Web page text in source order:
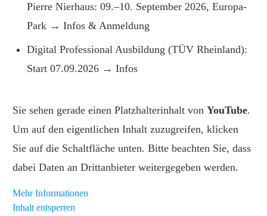
Pierre Nierhaus: 09.–10. September 2026, Europa-
Park → Infos & Anmeldung
Digital Professional Ausbildung (TÜV Rheinland):
Start 07.09.2026 → Infos
Sie sehen gerade einen Platzhalterinhalt von YouTube.
Um auf den eigentlichen Inhalt zuzugreifen, klicken
Sie auf die Schaltfläche unten. Bitte beachten Sie, dass
dabei Daten an Drittanbieter weitergegeben werden.
Mehr Informationen
Inhalt entsperren